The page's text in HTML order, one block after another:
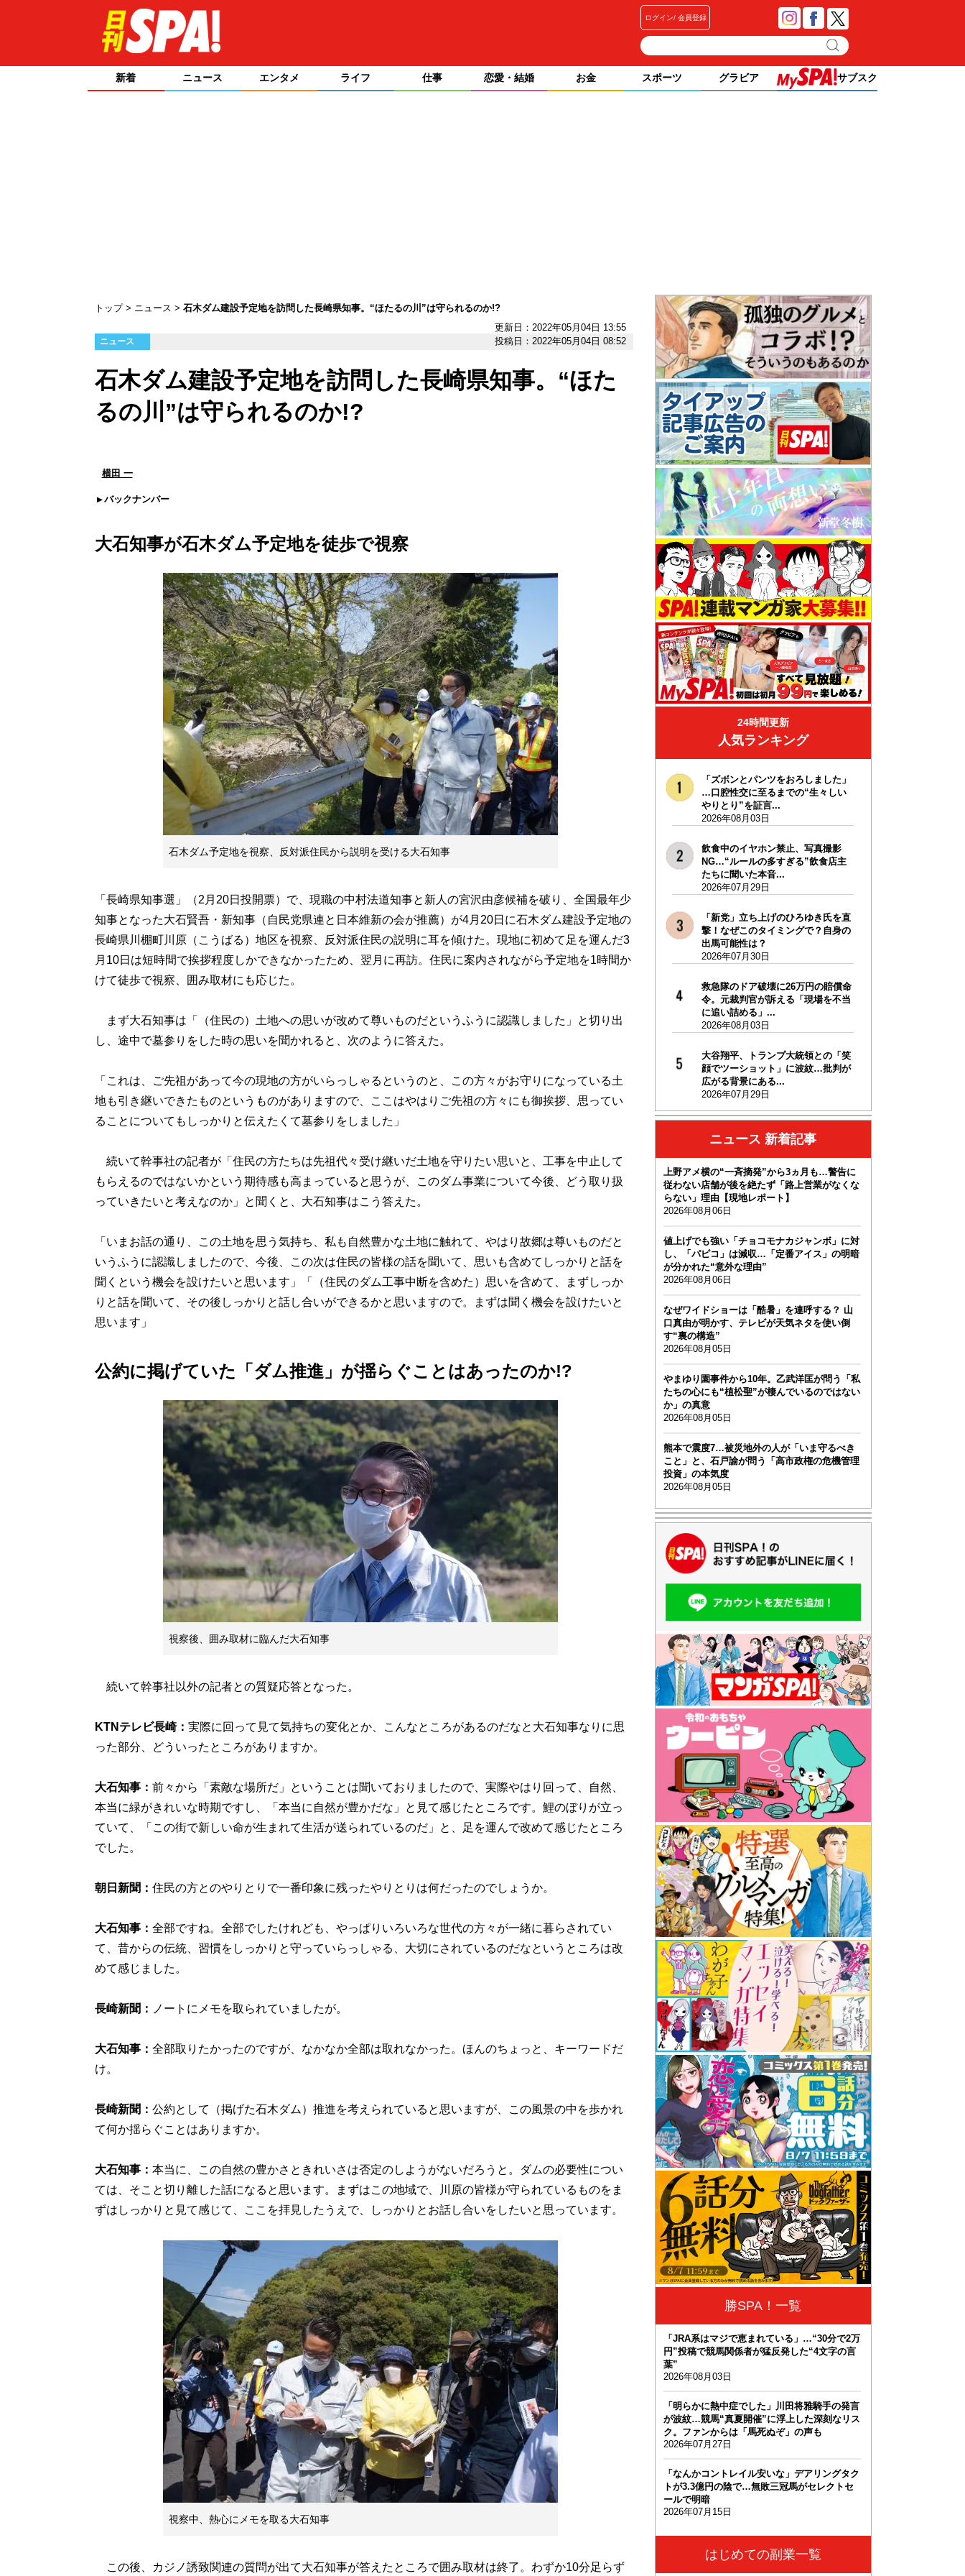
ログイン 会員登録
新着 ニュース エンタメ ライフ 仕事 恋愛・結婚 お金 スポーツ グラビア サブスク
トップ ニュース
石木ダム建設予定地を訪問した長崎県知事。“ほたるの川”は守られるのか!?
更新日：2022年05月04日 13:55
ニュース 投稿日：2022年05月04日 08:52
石木ダム建設予定地を訪問した長崎県知事。“ほた
るの川”は守られるのか!?
横田 一
バックナンバー
大石知事が石木ダム予定地を徒歩で視察
石木ダム予定地を視察、反対派住民から説明を受ける大石知事
「長崎県知事選」（2月20日投開票）で、現職の中村法道知事と新人の宮沢由彦候補を破り、全国最年少
知事となった大石賢吾・新知事（自民党県連と日本維新の会が推薦）が4月20日に石木ダム建設予定地の
長崎県川棚町川原（こうばる）地区を視察、反対派住民の説明に耳を傾けた。現地に初めて足を運んだ3
月10日は短時間で挨拶程度しかできなかったため、翌月に再訪。住民に案内されながら予定地を1時間か
けて徒歩で視察、囲み取材にも応じた。
まず大石知事は「（住民の）土地への思いが改めて尊いものだというふうに認識しました」と切り出
し、途中で墓参りをした時の思いを聞かれると、次のように答えた。
「これは、ご先祖があって今の現地の方がいらっしゃるというのと、この方々がお守りになっている土
地も引き継いできたものというものがありますので、ここはやはりご先祖の方々にも御挨拶、思ってい
ることについてもしっかりと伝えたくて墓参りをしました」
続いて幹事社の記者が「住民の方たちは先祖代々受け継いだ土地を守りたい思いと、工事を中止して
もらえるのではないかという期待感も高まっていると思うが、このダム事業について今後、どう取り扱
っていきたいと考えなのか」と聞くと、大石知事はこう答えた。
「いまお話の通り、この土地を思う気持ち、私も自然豊かな土地に触れて、やはり故郷は尊いものだと
いうふうに認識しましたので、今後、この次は住民の皆様の話を聞いて、思いも含めてしっかりと話を
聞くという機会を設けたいと思います」「（住民のダム工事中断を含めた）思いを含めて、まずしっか
りと話を聞いて、その後しっかりと話し合いができるかと思いますので。まずは聞く機会を設けたいと
思います」
公約に掲げていた「ダム推進」が揺らぐことはあったのか!?
視察後、囲み取材に臨んだ大石知事
続いて幹事社以外の記者との質疑応答となった。
KTNテレビ長崎： 実際に回って見て気持ちの変化とか、こんなところがあるのだなと大石知事なりに思
った部分、どういったところがありますか。
大石知事： 前々から「素敵な場所だ」ということは聞いておりましたので、実際やはり回って、自然、
本当に緑がきれいな時期ですし、「本当に自然が豊かだな」と見て感じたところです。鯉のぼりが立っ
ていて、「この街で新しい命が生まれて生活が送られているのだ」と、足を運んで改めて感じたところ
でした。
朝日新聞： 住民の方とのやりとりで一番印象に残ったやりとりは何だったのでしょうか。
大石知事： 全部ですね。全部でしたけれども、やっぱりいろいろな世代の方々が一緒に暮らされてい
て、昔からの伝統、習慣をしっかりと守っていらっしゃる、大切にされているのだなというところは改
めて感じました。
長崎新聞： ノートにメモを取られていましたが。
大石知事： 全部取りたかったのですが、なかなか全部は取れなかった。ほんのちょっと、キーワードだ
け。
長崎新聞： 公約として（掲げた石木ダム）推進を考えられていると思いますが、この風景の中を歩かれ
て何か揺らぐことはありますか。
大石知事： 本当に、この自然の豊かさときれいさは否定のしようがないだろうと。ダムの必要性につい
ては、そこと切り離した話になると思います。まずはこの地域で、川原の皆様が守られているものをま
ずはしっかりと見て感じて、ここを拝見したうえで、しっかりとお話し合いをしたいと思っています。
視察中、熱心にメモを取る大石知事
この後、カジノ誘致関連の質問が出て大石知事が答えたところで囲み取材は終了。わずか10分足らず
24時間更新
人気ランキング
「ズボンとパンツをおろしました」
…口腔性交に至るまでの“生々しい
やりとり”を証言...
2026年08月03日
飲食中のイヤホン禁止、写真撮影
NG…“ルールの多すぎる”飲食店主
たちに聞いた本音...
2026年07月29日
「新党」立ち上げのひろゆき氏を直
撃！なぜこのタイミングで？自身の
出馬可能性は？
2026年07月30日
救急隊のドア破壊に26万円の賠償命
令。元裁判官が訴える「現場を不当
に追い詰める」...
2026年08月03日
大谷翔平、トランプ大統領との「笑
顔でツーショット」に波紋…批判が
広がる背景にある...
2026年07月29日
ニュース 新着記事
上野アメ横の“一斉摘発”から3ヵ月も…警告に
従わない店舗が後を絶たず「路上営業がなくな
らない」理由【現地レポート】
2026年08月06日
値上げでも強い「チョコモナカジャンボ」に対
し、「パピコ」は減収…「定番アイス」の明暗
が分かれた“意外な理由”
2026年08月06日
なぜワイドショーは「酷暑」を連呼する？ 山
口真由が明かす、テレビが天気ネタを使い倒
す“裏の構造”
2026年08月05日
やまゆり園事件から10年。乙武洋匡が問う「私
たちの心にも“植松聖”が棲んでいるのではない
か」の真意
2026年08月05日
熊本で震度7…被災地外の人が「いま守るべき
こと」と、石戸諭が問う「高市政権の危機管理
投資」の本気度
2026年08月05日
勝SPA！一覧
「JRA系はマジで恵まれている」…“30分で2万
円”投稿で競馬関係者が猛反発した“4文字の言
葉”
2026年08月03日
「明らかに熱中症でした」川田将雅騎手の発言
が波紋…競馬“真夏開催”に浮上した深刻なリス
ク。ファンからは「馬死ぬぞ」の声も
2026年07月27日
「なんかコントレイル安いな」デアリングタク
トが3.3億円の陰で…無敗三冠馬がセレクトセ
ールで明暗
2026年07月15日
はじめての副業一覧